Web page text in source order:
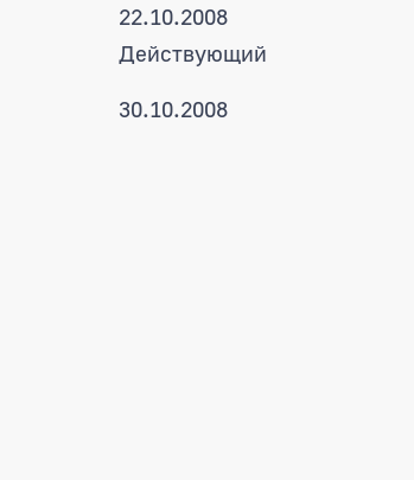
22.10.2008
Действующий
30.10.2008